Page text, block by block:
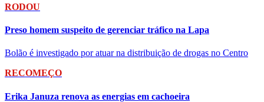
RODOU
Preso homem suspeito de gerenciar tráfico na Lapa
Bolão é investigado por atuar na distribuição de drogas no Centro
RECOMEÇO
Erika Januza renova as energias em cachoeira